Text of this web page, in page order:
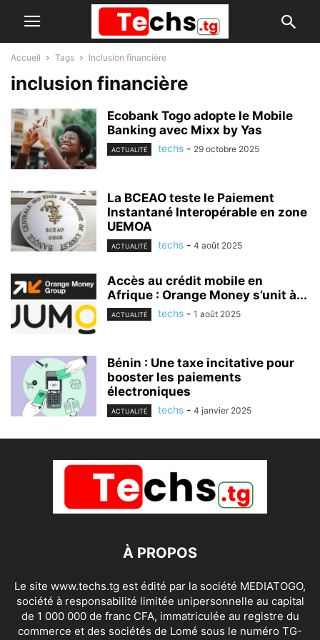
Accueil Tags Inclusion financière
inclusion financière
Ecobank Togo adopte le Mobile
Banking avec Mixx by Yas
ACTUALITÉ techs - 29 octobre 2025
La BCEAO teste le Paiement
Instantané Interopérable en zone
UEMOA
ACTUALITÉ techs - 4 août 2025
Accès au crédit mobile en
Afrique : Orange Money s’unit à...
ACTUALITÉ techs - 1 août 2025
Bénin : Une taxe incitative pour
booster les paiements
électroniques
ACTUALITÉ techs - 4 janvier 2025
À PROPOS
Le site www.techs.tg est édité par la société MEDIATOGO,
société à responsabilité limitée unipersonnelle au capital
de 1 000 000 de franc CFA, immatriculée au registre du
commerce et des sociétés de Lomé sous le numéro TG-